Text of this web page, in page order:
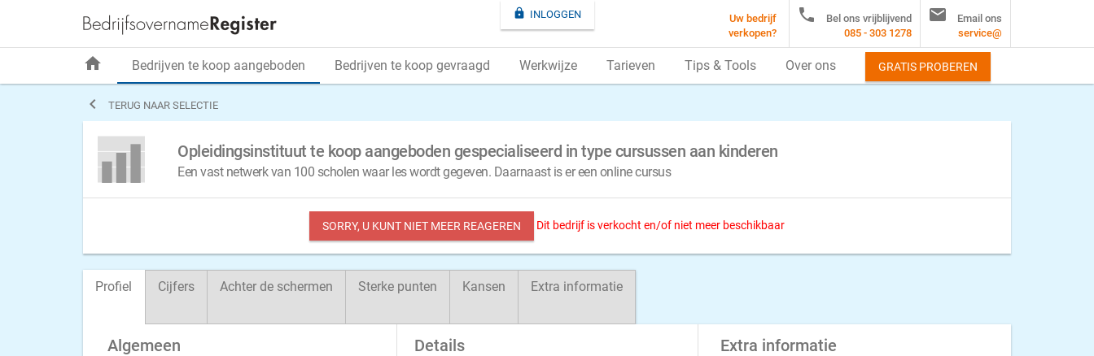
 TERUG NAAR SELECTIE
Opleidingsinstituut te koop aangeboden gespecialiseerd in type cursussen aan kinderen
Een vast netwerk van 100 scholen waar les wordt gegeven. Daarnaast is er een online cursus
SORRY, U KUNT NIET MEER REAGEREN Dit bedrijf is verkocht en/of niet meer beschikbaar
Profiel Cijfers Achter de schermen Sterke punten Kansen Extra informatie
Algemeen Details Extra informatie
 INLOGGEN
Uw bedrijf
verkopen?

Bel ons vrijblijvend
085 - 303 1278

Email ons
service@
home Bedrijven te koop aangeboden Bedrijven te koop gevraagd Werkwijze Tarieven Tips & Tools Over ons GRATIS PROBEREN